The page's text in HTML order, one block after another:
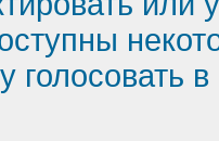
голосовать